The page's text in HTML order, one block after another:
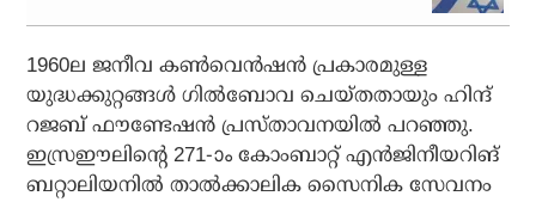
1960ല ജനീവ കണ്‍വെന്‍ഷന്‍ പ്രകാരമുള്ള
യുദ്ധക്കുറ്റങ്ങള്‍ ഗില്‍ബോവ ചെയ്തതായും ഹിന്ദ്
റജബ് ഫൗണ്ടേഷന്‍ പ്രസ്താവനയില്‍ പറഞ്ഞു.
ഇസ്രഈലിന്റെ 271-ാം കോംബാറ്റ് എന്‍ജിനീയറിങ്
ബറ്റാലിയനില്‍ താല്‍ക്കാലിക സൈനിക സേവനം